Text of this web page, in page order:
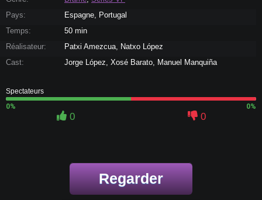
Pays:
Espagne, Portugal
Temps:
50 min
Réalisateur:
Patxi Amezcua, Natxo López
Cast:
Jorge López, Xosé Barato, Manuel Manquiña
Spectateurs
0%
0%
0 0
Regarder